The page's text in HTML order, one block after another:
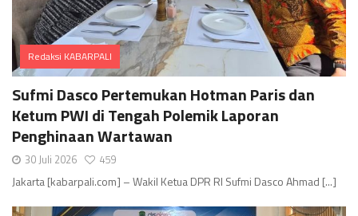
Redaksi KABARPALI
Comments
Sufmi Dasco Pertemukan Hotman Paris dan
Ketum PWI di Tengah Polemik Laporan
Penghinaan Wartawan
30 Juli 2026 459
Jakarta [kabarpali.com] – Wakil Ketua DPR RI Sufmi Dasco Ahmad [...]